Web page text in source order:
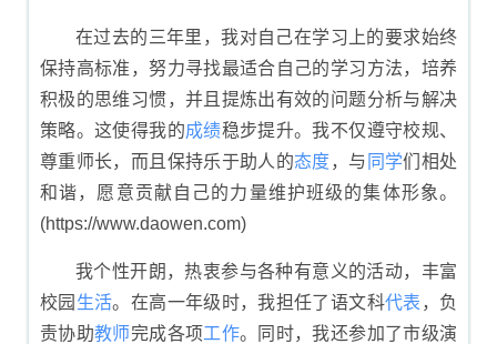
在过去的三年里，我对自己在学习上的要求始终
保持高标准，努力寻找最适合自己的学习方法，培养
积极的思维习惯，并且提炼出有效的问题分析与解决
策略。这使得我的成绩稳步提升。我不仅遵守校规、
尊重师长，而且保持乐于助人的态度，与 同学们相处
和谐，愿意贡献自己的力量维护班级的集体形象。
(https://www.daowen.com)
我个性开朗，热衷参与各种有意义的活动，丰富
校园 生活。在高一年级时，我担任了语文科代表 ，负
责协助教师完成各项工作。同时，我还参加了市级演